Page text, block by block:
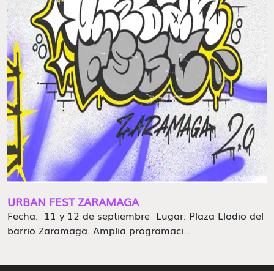
URBAN FEST ZARAMAGA
Fecha: 11 y 12 de septiembre Lugar: Plaza Llodio del
barrio Zaramaga. Amplia programaci...